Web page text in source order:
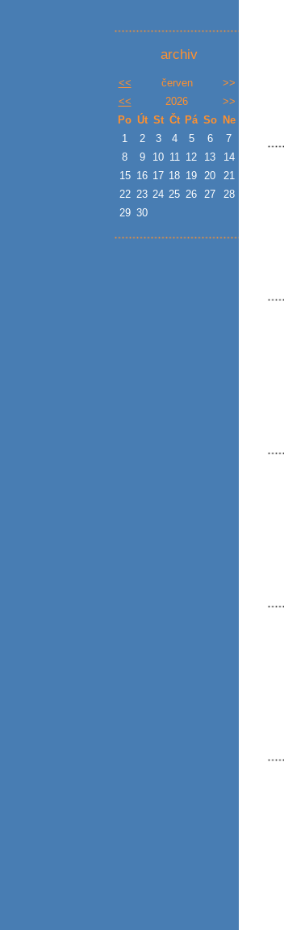
archiv
<< červen
>>
<<
2026
>>
Po Út St Čt Pá So
Ne
1
2 3 4 5 6
7
8
9 10 11 12 13
14
15 16 17 18 19 20
21
22 23 24 25 26 27
28
29 30